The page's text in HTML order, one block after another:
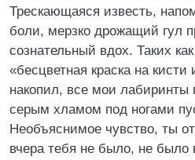
Трескающаяся известь,
боли, мерзко дрожащий гул
сознательный вдох. Таких
«бесцветная краска на
накопил, все мои
серым хламом под ногами
Необъяснимое чувство, ты
вчера тебя не было, не